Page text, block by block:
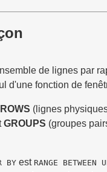
de lignes par
d'une fonction de
ROWS (lignes
GROUPS (groupes
BY est RANGE BETWEEN